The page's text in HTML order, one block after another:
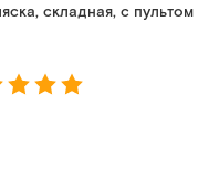
складная, с пультом